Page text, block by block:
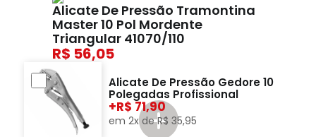
Alicate De Pressão Tramontina
Master 10 Pol Mordente
Triangular 41070/110
56,05
Alicate De Pressão Gedore 10
Polegadas Profissional
+ 71,90
em 2x deR$ 35,95